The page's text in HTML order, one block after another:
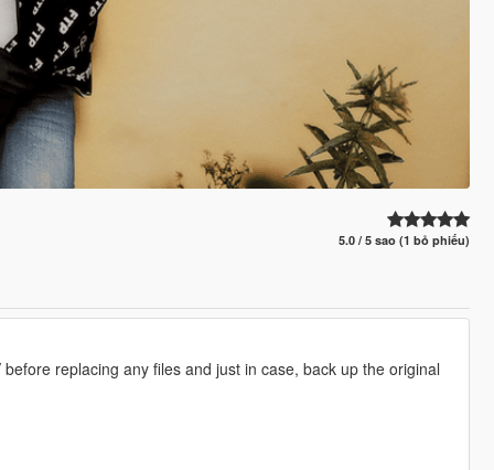
5.0 / 5 sao (1 bỏ phiếu)
replacing any files and just in case, back up the original